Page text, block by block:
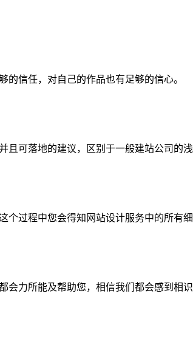
信任，对自己的作品也有足够的信心。
且可落地的建议，区别于一般建站公司的
个过程中您会得知网站设计服务中的所有
会力所能及帮助您，相信我们都会感到相